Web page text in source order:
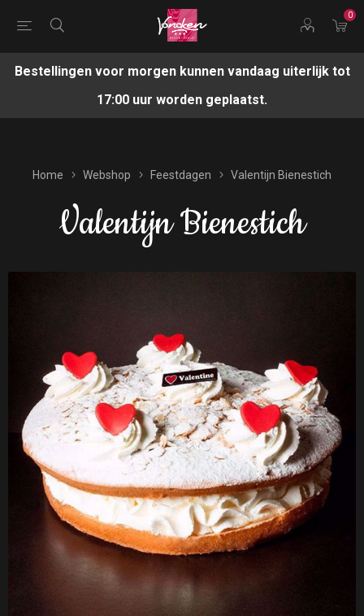
0
Bestellingen voor morgen kunnen vandaag uiterlijk tot
17:00 uur worden geplaatst.
Home Webshop Feestdagen Valentijn Bienestich
Valentijn Bienestich